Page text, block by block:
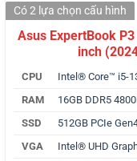
Asus ExpertBook
inch
CPU
Intel® Core™ i5-
RAM
16GB DDR5
SSD
512GB PCIe
VGA
Intel® UHD
Có 2 lựa chọn cấu hình